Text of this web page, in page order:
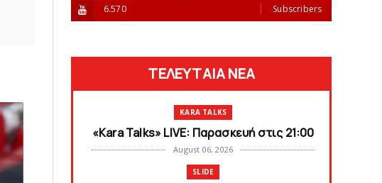
6.570 Subscribers
ΤΕΛΕΥΤΑΙΑ ΝΕΑ
KARA TALKS
«Kara Talks» LIVE: Παρασκευή στις 21:00
August 06, 2026
SLIDE